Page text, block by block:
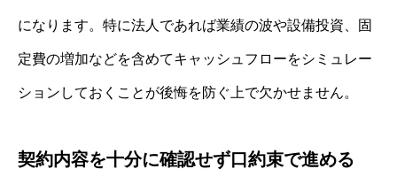
になります。特に法人であれば業績の波や設備投資、固
定費の増加などを含めてキャッシュフローをシミュレー
ションしておくことが後悔を防ぐ上で欠かせません。
契約内容を十分に確認せず口約束で進める